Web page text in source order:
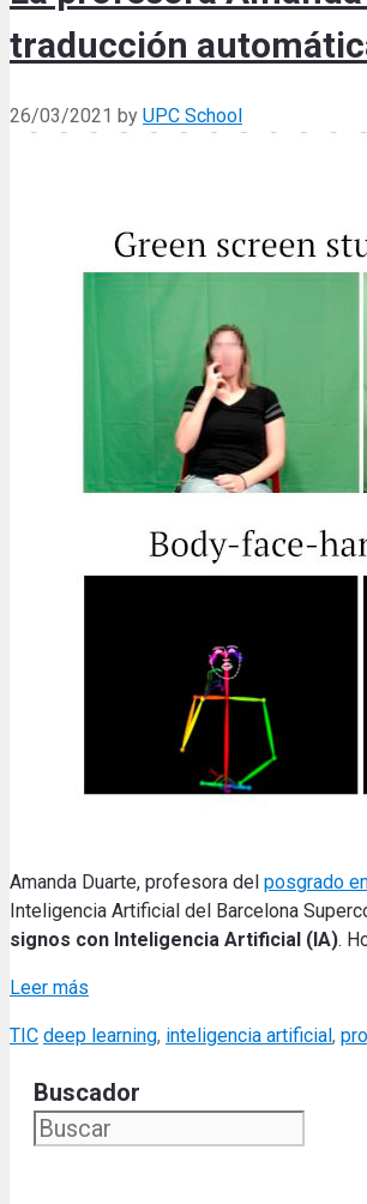
traducción
26/03/2021 by UPC School
Amanda Duarte, profesora del posgrado
Inteligencia Artificial del Barcelona
signos con Inteligencia Artificial (IA).
Leer más
Categories
TIC Tags
deep learning, inteligencia artificial,
Buscador